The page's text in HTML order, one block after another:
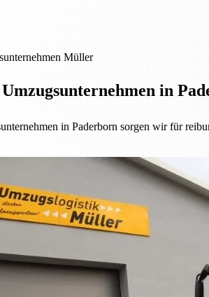
Müller
in
in Paderborn sorgen wir für